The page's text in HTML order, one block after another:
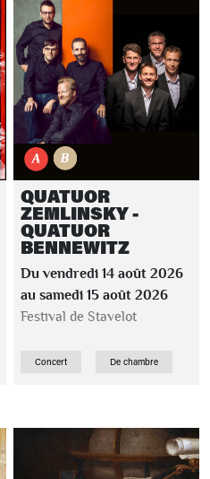
QUATUOR
ZEMLINSKY -
QUATUOR
BENNEWITZ
Du vendredi 14 août 2026
au samedi 15 août 2026
Festival de Stavelot
Concert De chambre